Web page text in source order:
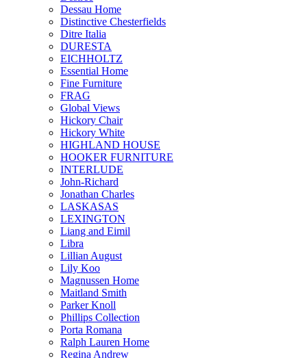
Dessau Home
Distinctive Chesterfields
Ditre Italia
DURESTA
EICHHOLTZ
Essential Home
Fine Furniture
FRAG
Global Views
Hickory Chair
Hickory White
HIGHLAND HOUSE
HOOKER FURNITURE
INTERLUDE
John-Richard
Jonathan Charles
LASKASAS
LEXINGTON
Liang and Eimil
Libra
Lillian August
Lily Koo
Magnussen Home
Maitland Smith
Parker Knoll
Phillips Collection
Porta Romana
Ralph Lauren Home
Regina Andrew